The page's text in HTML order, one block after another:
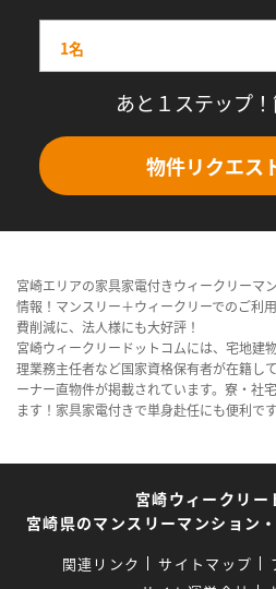
あと１ステップ！
物件リクエス
宮崎エリアの家具家電付きウィークリーマ
情報！マンスリー＋ウィークリーでのご利
費削減に、法人様にも大好評！
宮崎ウィークリードットコムには、宅地建
理業務主任者など国家資格保有者が在籍し
ーナー直物件が掲載されています。寮・社
ます！家具家電付きで単身赴任にも便利です
宮崎ウィークリー
宮崎県のマンスリーマンション
関連リンク サイトマップ